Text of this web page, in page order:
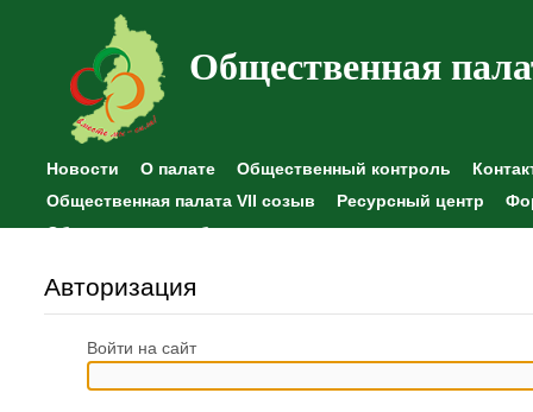
Общественная
Новости О палате Общественный контроль
Общественная палата VII созыв
Ресурсный центр
Общественные наблюдения
Авторизация
Войти на сайт